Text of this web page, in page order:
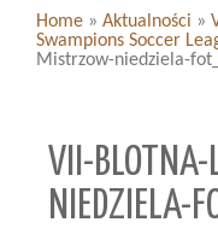
Home » Aktualności »
Swampions Soccer
Mistrzow-niedziela-
VII-BLOTNA-
NIEDZIELA-